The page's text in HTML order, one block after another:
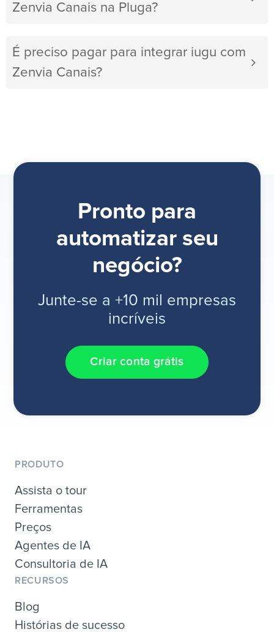
Zenvia Canais na Pluga?
É preciso pagar para integrar iugu com
Zenvia Canais?
Pronto para
automatizar seu
negócio?
Junte-se a +10 mil empresas
incríveis
Criar conta grátis
PRODUTO
Assista o tour
Ferramentas
Preços
Agentes de IA
Consultoria de IA
RECURSOS
Blog
Histórias de sucesso